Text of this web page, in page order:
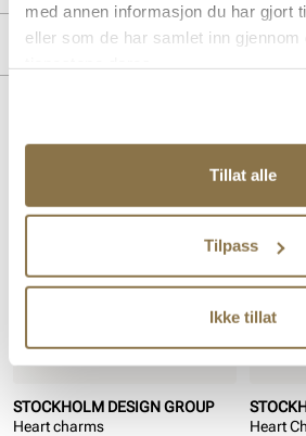
med annen informasjon du har gjort
eller som de har samlet inn gjennom
Tillat alle
Tilpass
Ikke tillat
Overdel: Skinn
Merke
STOCKHOLM DESIGN GROUP
Heart charms
Heart